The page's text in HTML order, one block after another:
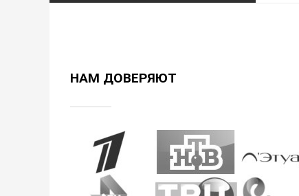
НАМ ДОВЕРЯЮТ